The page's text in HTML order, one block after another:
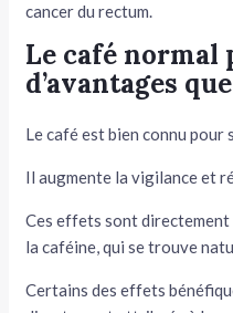
cancer du rectum.
Le café normal
d’avantages
Le café est bien connu
Il augmente la vigilance et
Ces effets sont
la caféine, qui se trouve
Certains des effets